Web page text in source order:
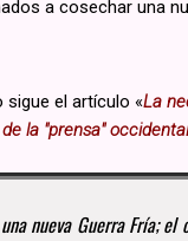
a cosechar una
el artículo «La
la "prensa"
nueva Guerra Fría;